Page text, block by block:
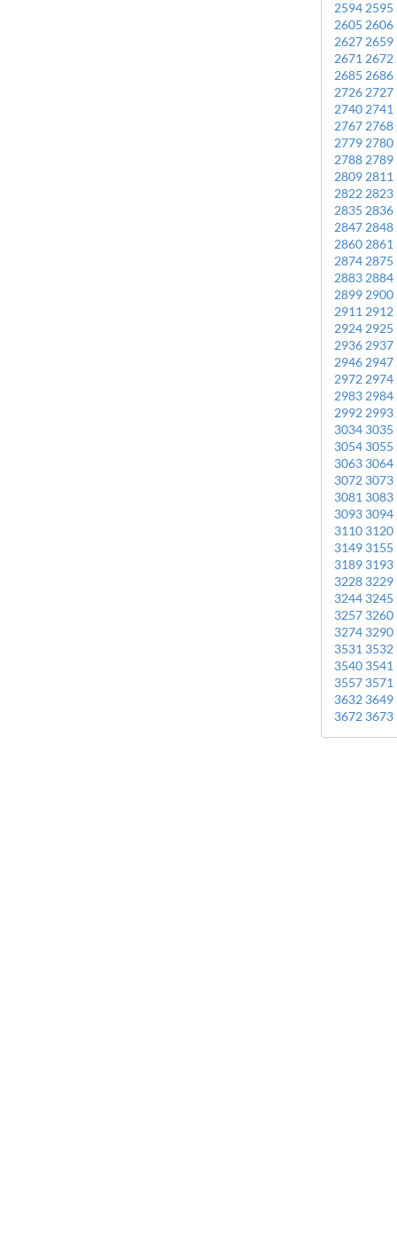
25942595
26052606
26272659
26712672
26852686
27262727
27402741
27672768
27792780
27882789
28092811
28222823
28352836
28472848
28602861
28742875
28832884
28992900
29112912
29242925
29362937
29462947
29722974
29832984
29922993
3034 3035
3054 3055
3063 3064
3072 3073
3081 3083
3093 3094
3110 3120
3149 3155
3189 3193
3228 3229
3244 3245
3257 3260
3274 3290
3531 3532
3540 3541
3557 3571
3632 3649
3672 3673